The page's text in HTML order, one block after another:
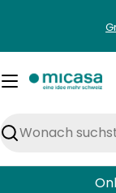
springen
Suchen